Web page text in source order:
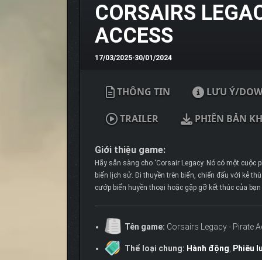
CORSAIRS
ACCESS
17/03/2025•30/01/2024
THÔNG TIN LƯU Ý/
TRAILER PHIÊN BẢN
Giới thiệu game:
Hãy sẵn sàng cho ‘Corsair Legacy. Nó có một
biển lịch sử. Đi thuyền trên biển, chiến đấu với kẻ
cướp biển huyền thoại hoặc gặp gỡ kết thúc của
Tên game: Corsairs Legacy - Pirate
Thể loại chung: Hành động, Phiêu